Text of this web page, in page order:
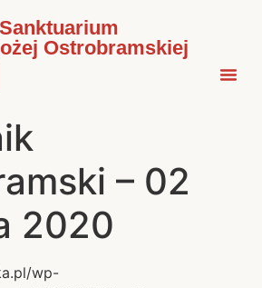
Sanktuarium
Ostrobramskiej
– 02
2020
wp-